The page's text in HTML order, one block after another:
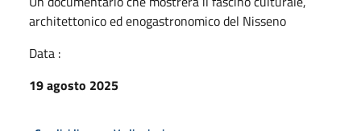
architettonico ed enogastronomico del Nisseno
Data :
19 agosto 2025